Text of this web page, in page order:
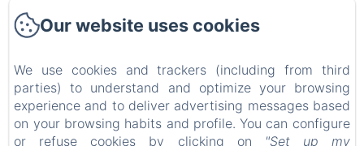
Access / Contact
Plan du site
Blog
Our website uses cookies
We use cookies and trackers (including from third
parties) to understand and optimize your browsing
experience and to deliver advertising messages based
on your browsing habits and profile. You can configure
or refuse cookies by clicking on
"Set up my